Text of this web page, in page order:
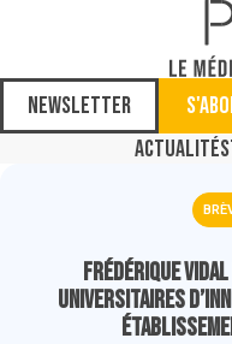
Newsletter
Actualités
Frédérique
universitaires